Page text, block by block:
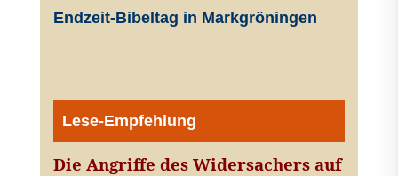
Endzeit-Bibeltag in Markgröningen
Lese-Empfehlung
Die Angriffe des Widersachers auf